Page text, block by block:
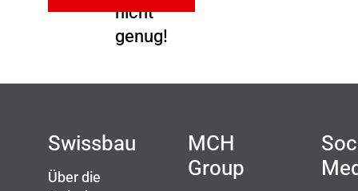
Swissbau
Über die
MCH
Group